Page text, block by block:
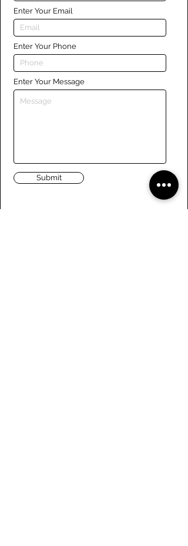
Enter Your Email
Enter Your Phone
Enter Your Message
Submit